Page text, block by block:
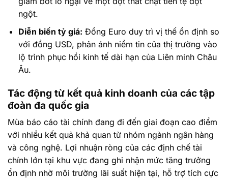
ngột.
Diễn biến tỷ giá: Đồng Euro duy trì vị thế ổn định so
với đồng USD, phản ánh niềm tin của thị trường vào
lộ trình phục hồi kinh tế dài hạn của Liên minh Châu
Âu.
Tác động từ kết quả kinh doanh của các tập
đoàn đa quốc gia
Mùa báo cáo tài chính đang đi đến giai đoạn cao điểm
với nhiều kết quả khả quan từ nhóm ngành ngân hàng
và công nghệ. Lợi nhuận ròng của các định chế tài
chính lớn tại khu vực đang ghi nhận mức tăng trưởng
ổn định nhờ môi trường lãi suất hiện tại, hỗ trợ tích cực